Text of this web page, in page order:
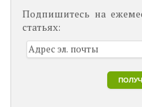
Подпишитесь на
статьях: